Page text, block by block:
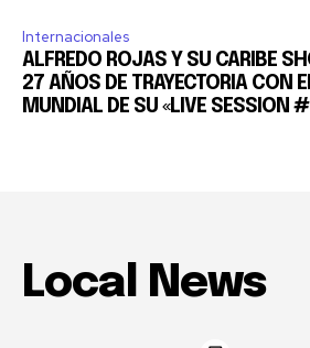
Internacionales
ALFREDO ROJAS Y SU CARIBE
27 AÑOS DE TRAYECTORIA CON
MUNDIAL DE SU «LIVE SESSION
Local News